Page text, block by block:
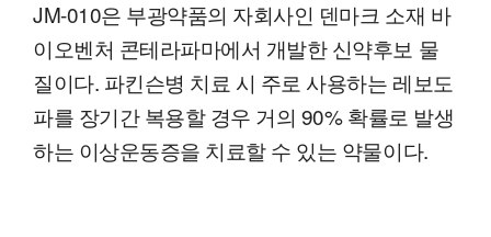
JM-010은 부광약품의 자회사인 덴마크 소재 바
이오벤처 콘테라파마에서 개발한 신약후보 물
질이다. 파킨슨병 치료 시 주로 사용하는 레보도
파를 장기간 복용할 경우 거의 90% 확률로 발생
하는 이상운동증을 치료할 수 있는 약물이다.